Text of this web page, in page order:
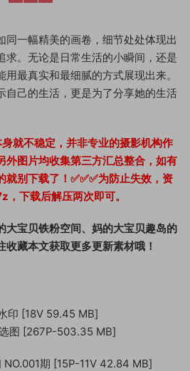
同一幅精美的画卷，细节处处体现出
求。无论是日常生活的小瞬间，还是
最真实和最细腻的方式展现出来。
自己的生活，更是为了分享她的生活
就不稳定，并非专业的摄影机构作
外图片均收集第三方汇总整合，如有
别下载了！✅✅✅为防止失效，资
下载后解压两次即可。
大宝贝铁粉空间、妈的大宝贝趣岛的
藏本文获取更多更新素材哦！
印 [18V 59.45 MB]
图 [267P-503.35 MB]
期 [15P-11V 42.84 MB]